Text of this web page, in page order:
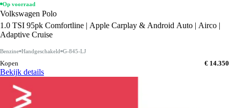
Op voorraad
Volkswagen Polo
1.0 TSI 95pk Comfortline | Apple Carplay & Android Auto | Airco |
Adaptive Cruise
Benzine Handgeschakeld G-845-LJ
Kopen € 14.350
Bekijk details